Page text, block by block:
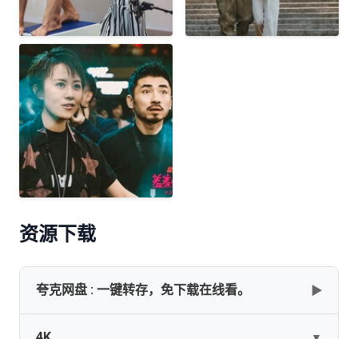
资源下载
夸克网盘 : 一键转存，免下载在线看。 ▶